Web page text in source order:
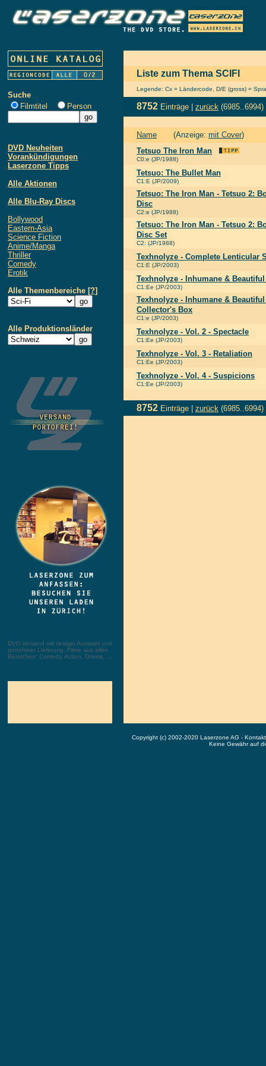
Suche
Filmtitel
Person
DVD Neuheiten
Vorankündigungen
Laserzone Tipps
Alle Aktionen
Alle Blu-Ray Discs
Bollywood
Eastern-Asia
Science Fiction
Anime/Manga
Thriller
Comedy
Erotik
Alle Themenbereiche [?]
Alle Produktionsländer
DVD Versand mit riesiger Auswahl und
portofreier Lieferung. Filme aus allen
Bereichen: Comedy, Action, Drama, ...
Liste zum Thema SCIFI
Legende: Cx = Ländercode, D/E (gross) =
8752 Einträge | zurück (6985..6994)
Name (Anzeige: mit Cover)
Tetsuo The Iron Man
C0:e (JP/1988)
Tetsuo: The Bullet Man
C1:E (JP/2009)
Tetsuo: The Iron Man - Tetsuo 2:
Disc
C2:e (JP/1988)
Tetsuo: The Iron Man - Tetsuo 2:
Disc Set
C2: (JP/1988)
Texhnolyze - Complete Lenticular
C1:E (JP/2003)
Texhnolyze - Inhumane &
C1:Ee (JP/2003)
Texhnolyze - Inhumane &
Collector's Box
C1:e (JP/2003)
Texhnolyze - Vol. 2 - Spectacle
C1:Ee (JP/2003)
Texhnolyze - Vol. 3 - Retaliation
C1:Ee (JP/2003)
Texhnolyze - Vol. 4 - Suspicions
C1:Ee (JP/2003)
8752 Einträge | zurück (6985..6994)
Copyright (c) 2002-2020 Laserzone AG -
Keine Gewähr auf